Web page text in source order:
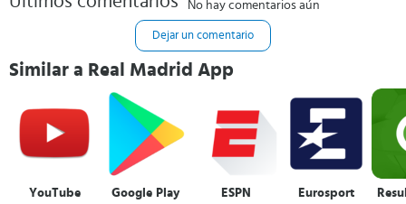
No hay comentarios aún
Dejar un comentario
Similar a Real Madrid App
YouTube
Google Play
ESPN Eurosport